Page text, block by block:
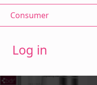
Consumer
Log in